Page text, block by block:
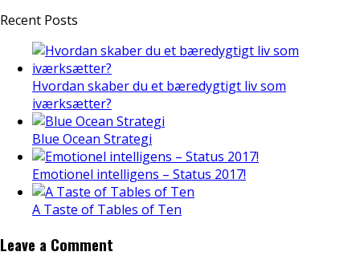
Recent Posts
Hvordan skaber du et bæredygtigt liv som
iværksætter?
Blue Ocean Strategi
Emotionel intelligens – Status 2017!
A Taste of Tables of Ten
Leave a Comment